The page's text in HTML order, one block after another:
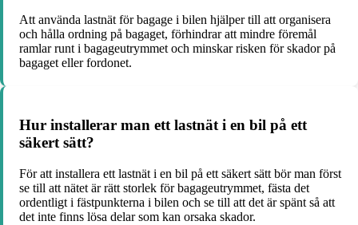
Att använda lastnät för bagage i bilen hjälper till att organisera
och hålla ordning på bagaget, förhindrar att mindre föremål
ramlar runt i bagageutrymmet och minskar risken för skador på
bagaget eller fordonet.
Hur installerar man ett lastnät i en bil på ett
säkert sätt?
För att installera ett lastnät i en bil på ett säkert sätt bör man först
se till att nätet är rätt storlek för bagageutrymmet, fästa det
ordentligt i fästpunkterna i bilen och se till att det är spänt så att
det inte finns lösa delar som kan orsaka skador.